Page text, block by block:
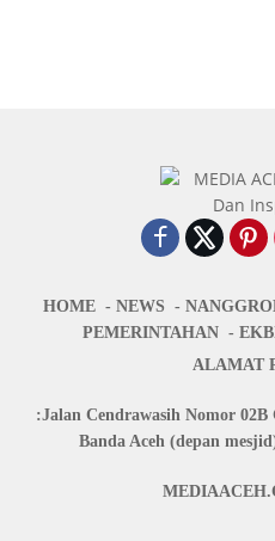
HOME NEWS
PEMERINTAHAN
ALAMAT
:Jalan Cendrawasih Nomor
Banda Aceh (depan